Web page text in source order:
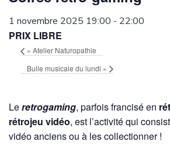
1 novembre 2025 19:00 - 22:00
PRIX LIBRE
« Atelier Naturopathie
Bulle musicale du lundi »
Leretrogaming, parfois francisé en
rétrojeu vidéo, est l’activité qui
vidéo anciens ou à les collectionner !